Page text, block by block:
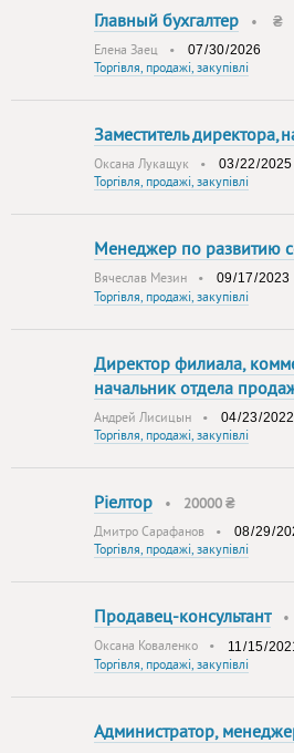
Главный бухгалтер • ₴
Елена Заец •
Торгівля, продажі, закупівлі
Заместитель
Оксана Лукащук •
Торгівля, продажі, закупівлі
Менеджер по развитию
Вячеслав Мезин •
Торгівля, продажі, закупівлі
Директор филиала,
начальник отдела
Андрей Лисицын •
Торгівля, продажі, закупівлі
Ріелтор • 20000 ₴
Дмитро Сарафанов •
Торгівля, продажі, закупівлі
Продавец-консультант•
Оксана Коваленко •
Торгівля, продажі, закупівлі
Администратор,